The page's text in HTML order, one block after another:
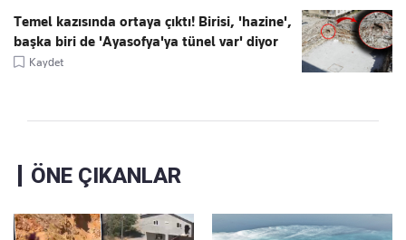
Temel kazısında ortaya çıktı! Birisi, 'hazine',
başka biri de 'Ayasofya'ya tünel var' diyor
Kaydet
ÖNE ÇIKANLAR